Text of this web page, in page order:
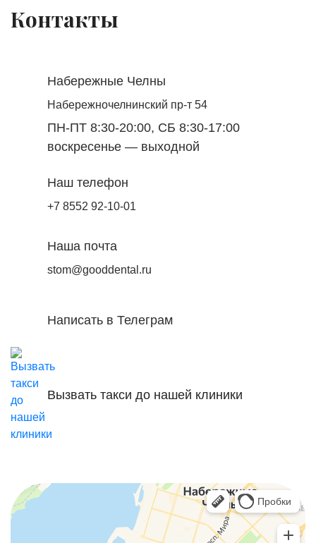
Контакты
Набережные Челны
Набережночелнинский пр-т 54
ПН-ПТ 8:30-20:00, СБ 8:30-17:00
воскресенье — выходной
Наш телефон
+7 8552 92-10-01
Наша почта
stom@gooddental.ru
Написать в Телеграм
Вызвать такси до нашей клиники